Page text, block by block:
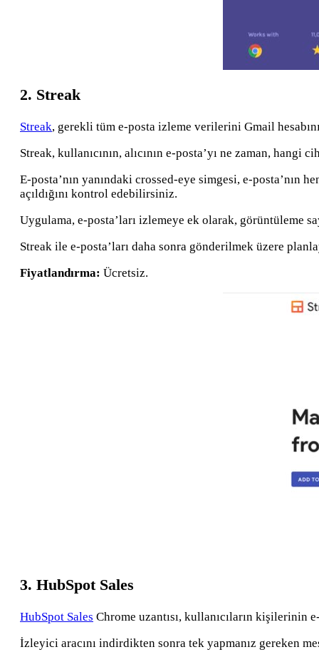
2. Streak
Streak, gerekli tüm e-posta izleme verilerini Gmail
Streak, kullanıcının, alıcının e-posta’yı ne zaman, hangi
E-posta’nın yanındaki crossed-eye simgesi, e-posta’nın
açıldığını kontrol edebilirsiniz.
Uygulama, e-posta’ları izlemeye ek olarak, görüntüleme
Streak ile e-posta’ları daha sonra gönderilmek üzere
Fiyatlandırma: Ücretsiz.
3. HubSpot Sales
HubSpot Sales Chrome uzantısı, kullanıcıların
İzleyici aracını indirdikten sonra tek yapmanız gereken